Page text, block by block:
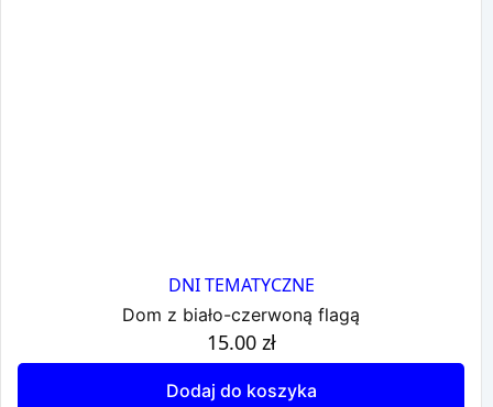
DNI TEMATYCZNE
Dom z biało-czerwoną flagą
15.00 zł
Dodaj do koszyka